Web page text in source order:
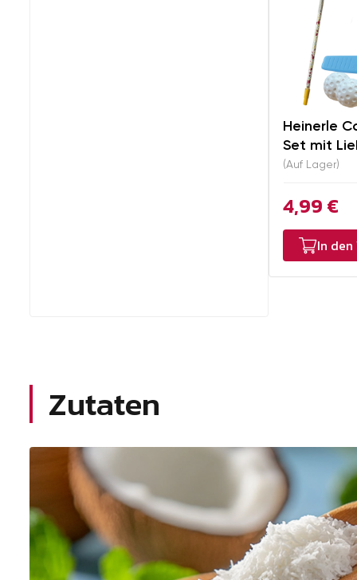
Heinerle
Set mit
(Auf Lager)
4,99 €
In
Zutaten